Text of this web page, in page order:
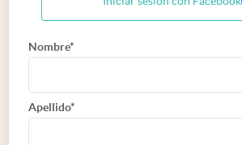
Nombre*
Apellido*